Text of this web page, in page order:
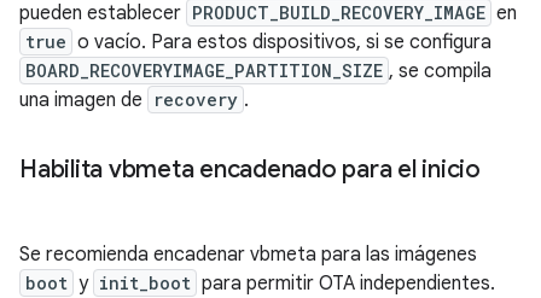
pueden establecer PRODUCT_BUILD_RECOVERY_IMAGE en
true o vacío. Para estos dispositivos, si se configura
BOARD_RECOVERYIMAGE_PARTITION_SIZE , se compila
una imagen de
recovery .
Habilita vbmeta encadenado para el inicio
Se recomienda encadenar vbmeta para las imágenes
boot y init_boot para permitir OTA independientes.